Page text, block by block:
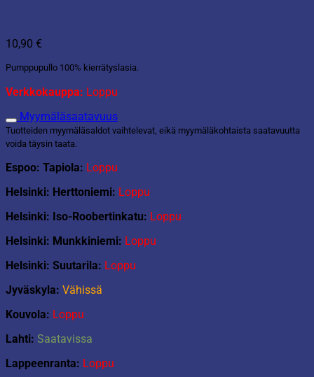
10,90 €
Pumppupullo 100% kierrätyslasia.
Verkkokauppa: Loppu
Myymäläsaatavuus
Tuotteiden myymäläsaldot vaihtelevat, eikä myymäläkohtaista saatavuutta
voida täysin taata.
Espoo: Tapiola: Loppu
Helsinki: Herttoniemi: Loppu
Helsinki: Iso-Roobertinkatu: Loppu
Helsinki: Munkkiniemi: Loppu
Helsinki: Suutarila: Loppu
Jyväskyla: Vähissä
Kouvola: Loppu
Lahti: Saatavissa
Lappeenranta: Loppu